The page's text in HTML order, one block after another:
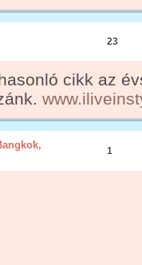
23
cikk az
1